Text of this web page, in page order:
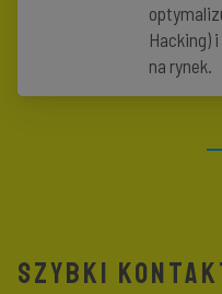
Hacking)
na rynek.
SZYBKI